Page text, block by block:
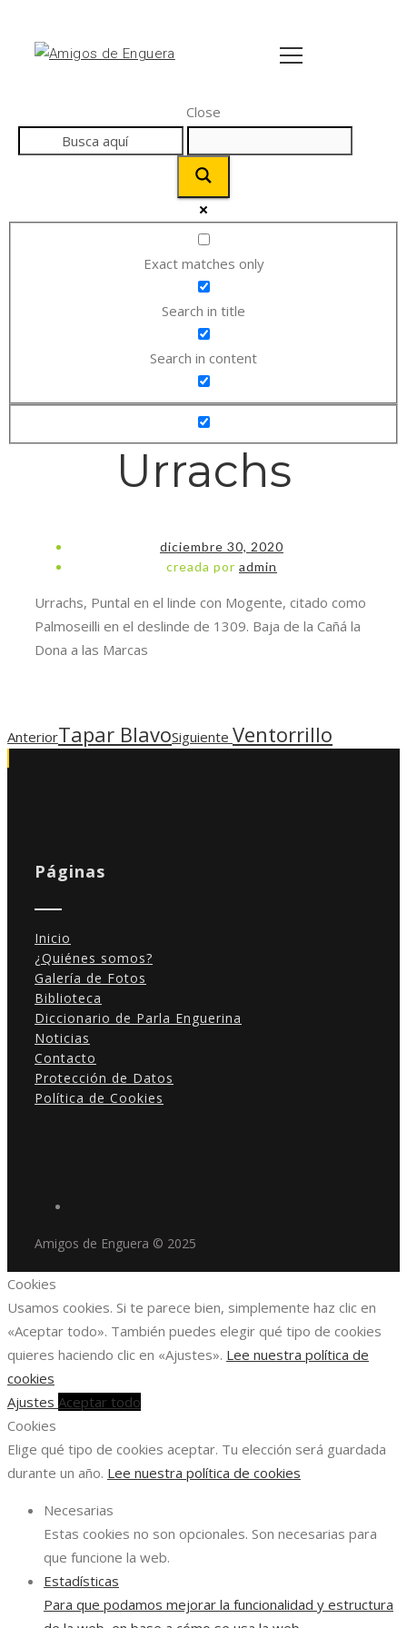
Close
Exact matches only
Search in title
Search in content
Urrachs
diciembre 30, 2020
creada por admin
Urrachs, Puntal en el linde con Mogente, citado como
Palmoseilli en el deslinde de 1309. Baja de la Cañá la
Dona a las Marcas
AnteriorTapar BlavoSiguiente Ventorrillo
Páginas
Inicio
¿Quiénes somos?
Galería de Fotos
Biblioteca
Diccionario de Parla Enguerina
Noticias
Contacto
Protección de Datos
Política de Cookies
Amigos de Enguera © 2025
Cookies
Usamos cookies. Si te parece bien, simplemente haz clic en
«Aceptar todo». También puedes elegir qué tipo de cookies
quieres haciendo clic en «Ajustes». Lee nuestra política de
cookies
Ajustes Aceptar todo
Cookies
Elige qué tipo de cookies aceptar. Tu elección será guardada
durante un año. Lee nuestra política de cookies
Necesarias
Estas cookies no son opcionales. Son necesarias para
que funcione la web.
Estadísticas
Para que podamos mejorar la funcionalidad y estructura